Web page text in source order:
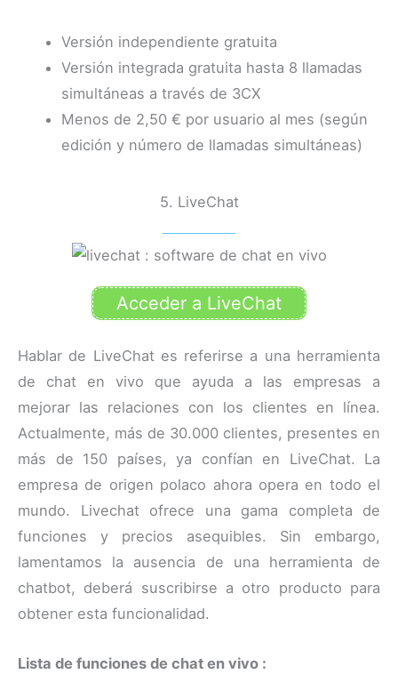
Versión independiente gratuita
Versión integrada gratuita hasta 8 llamadas
simultáneas a través de 3CX
Menos de 2,50 € por usuario al mes (según
edición y número de llamadas simultáneas)
5. LiveChat
Acceder a LiveChat
Hablar de LiveChat es referirse a una herramienta
de chat en vivo que ayuda a las empresas a
mejorar las relaciones con los clientes en línea.
Actualmente, más de 30.000 clientes, presentes en
más de 150 países, ya confían en LiveChat. La
empresa de origen polaco ahora opera en todo el
mundo. Livechat ofrece una gama completa de
funciones y precios asequibles. Sin embargo,
lamentamos la ausencia de una herramienta de
chatbot, deberá suscribirse a otro producto para
obtener esta funcionalidad.
Lista de funciones de chat en vivo :